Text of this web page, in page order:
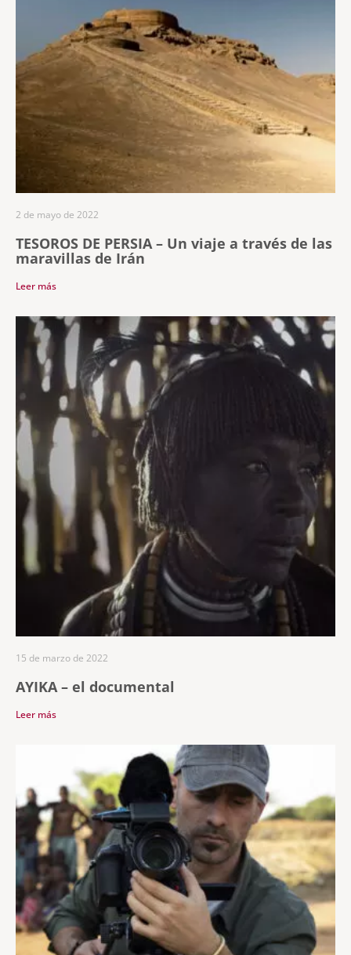
TESOROS DE PERSIA – Un viaje a través de las
maravillas de Irán
2 de mayo de 2022
Leer más
AYIKA – el documental
15 de marzo de 2022
Leer más